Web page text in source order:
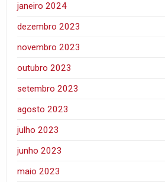
janeiro 2024
dezembro 2023
novembro 2023
outubro 2023
setembro 2023
agosto 2023
julho 2023
junho 2023
maio 2023